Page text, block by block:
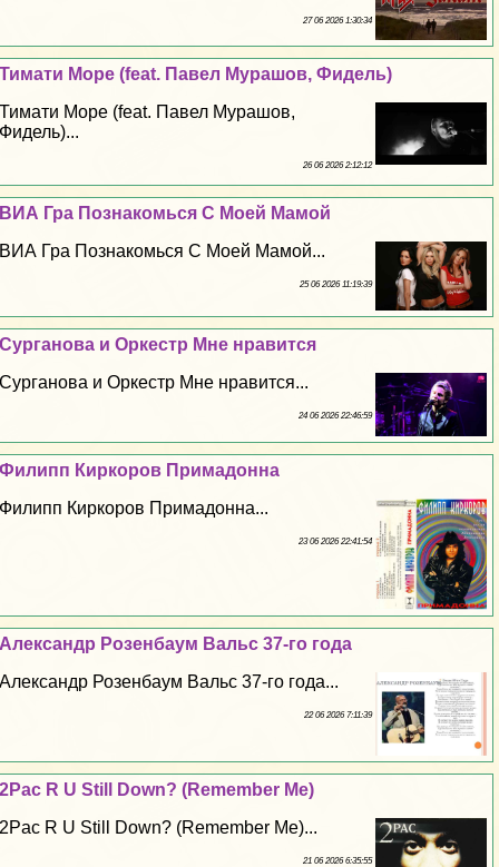
27 06 2026 1:30:34
Тимати Море (feat. Павел Мурашов, Фидель)
Тимати Море (feat. Павел Мурашов,
Фидель)...
26 06 2026 2:12:12
ВИА Гра Познакомься С Моей Мамой
ВИА Гра Познакомься С Моей Мамой...
25 06 2026 11:19:39
Сурганова и Оркестр Мне нравится
Сурганова и Оркестр Мне нравится...
24 06 2026 22:46:59
Филипп Киркоров Примадонна
Филипп Киркоров Примадонна...
23 06 2026 22:41:54
Александр Розенбаум Вальс 37-го года
Александр Розенбаум Вальс 37-го года...
22 06 2026 7:11:39
2Pac R U Still Down? (Remember Me)
2Pac R U Still Down? (Remember Me)...
21 06 2026 6:35:55